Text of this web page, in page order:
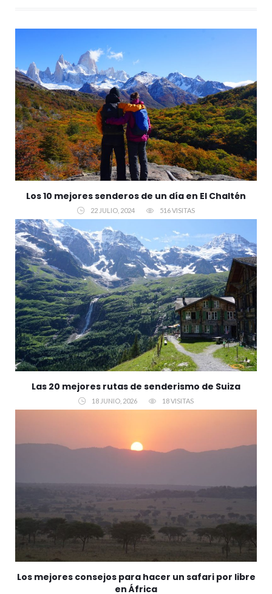
Los 10 mejores senderos de un día en El Chaltén
22 JULIO, 2024 516 VISITAS
Las 20 mejores rutas de senderismo de Suiza
18 JUNIO, 2026 18 VISITAS
Los mejores consejos para hacer un safari por libre
en África